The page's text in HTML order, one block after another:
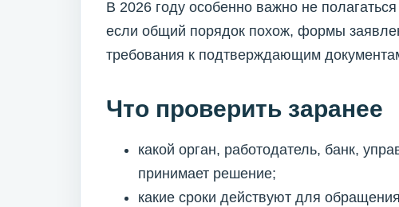
В 2026 году особенно важно не
если общий порядок похож, формы
требования к подтверждающим
Что проверить заранее
какой орган, работодатель, банк,
принимает решение;
какие сроки действуют для